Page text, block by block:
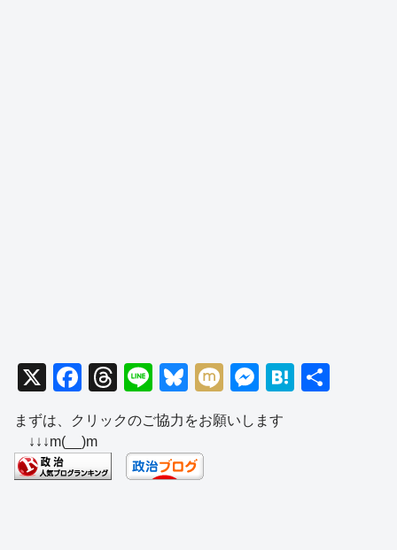
X
F
a
c
e
b
T
hr
e
a
d
Li
n
e
Bl
u
e
sk
y
M
ixi
M
e
ss
H
まずは、クリックのご協力をお願いします
↓↓↓m(__)m